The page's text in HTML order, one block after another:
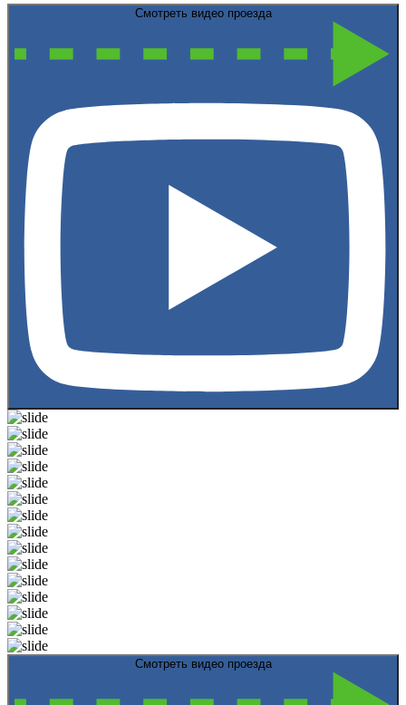
Смотреть видео проезда
Смотреть видео проезда